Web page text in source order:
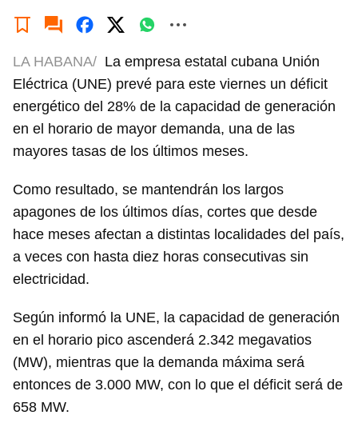
LA HABANA/ La empresa estatal cubana Unión
Eléctrica (UNE) prevé para este viernes un déficit
energético del 28% de la capacidad de generación
en el horario de mayor demanda, una de las
mayores tasas de los últimos meses.
Como resultado, se mantendrán los largos
apagones de los últimos días, cortes que desde
hace meses afectan a distintas localidades del país,
a veces con hasta diez horas consecutivas sin
electricidad.
Según informó la UNE, la capacidad de generación
en el horario pico ascenderá 2.342 megavatios
(MW), mientras que la demanda máxima será
entonces de 3.000 MW, con lo que el déficit será de
658 MW.